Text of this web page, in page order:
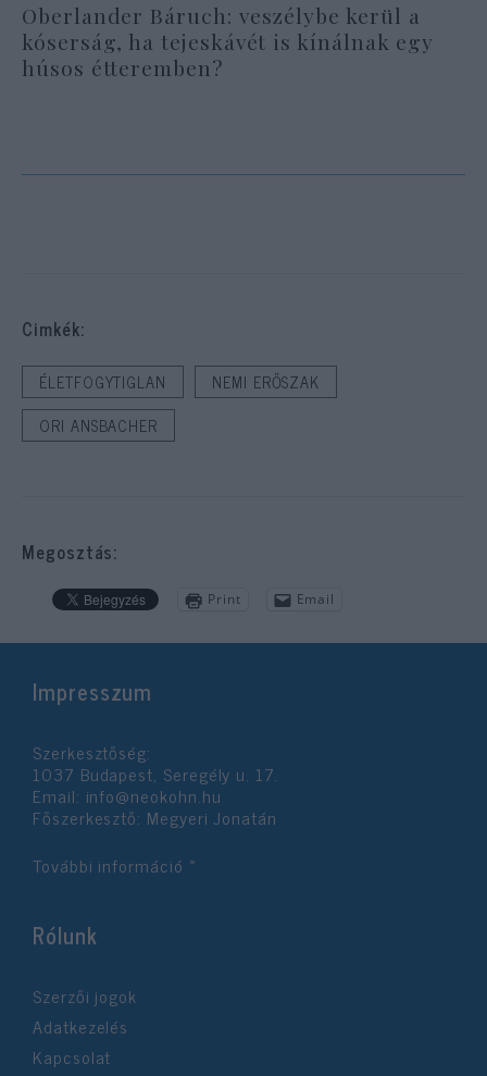
Oberlander Báruch: veszélybe kerül a
kóserság, ha tejeskávét is kínálnak egy
húsos étteremben?
Cimkék:
ÉLETFOGYTIGLAN
NEMI ERŐSZAK
ORI ANSBACHER
Megosztás:
Print Email
Impresszum
Szerkesztőség:
1037 Budapest, Seregély u. 17.
Email: info@neokohn.hu
Főszerkesztő: Megyeri Jonatán
További információ »
Rólunk
Szerzői jogok
Adatkezelés
Kapcsolat